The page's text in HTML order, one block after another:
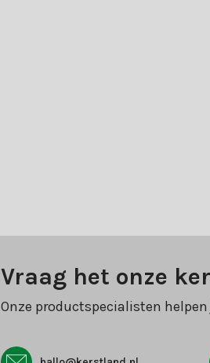
Vraag het onze
Onze productspecialisten